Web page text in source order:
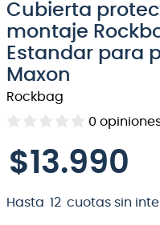
Cubierta
montaje
Estandar para
Maxon
Rockbag
0
$13.990
Hasta 12 cuotas sin
6.
guitarra
7.
bateria
8.
teclado
9.
micrófono